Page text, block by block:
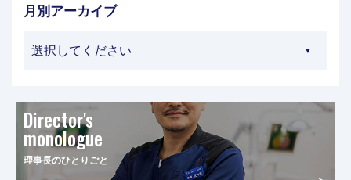
月別アーカイブ
Director's
monologue
理事長のひとりごと